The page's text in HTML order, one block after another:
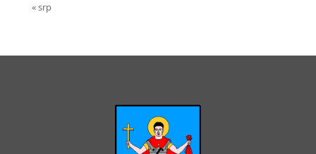
« srp